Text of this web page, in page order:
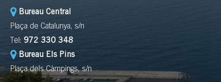
Bureau Central
Plaça de Catalunya, s/n
Tel: 972 330 348
Bureau Els Pins
Plaça dels Càmpings, s/n